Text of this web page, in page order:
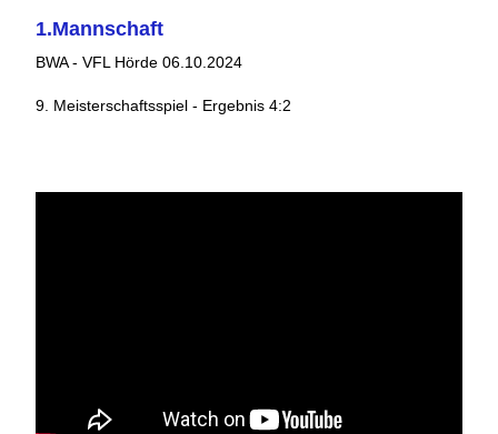
1.Mannschaft
BWA - VFL Hörde 06.10.2024
9. Meisterschaftsspiel - Ergebnis 4:2